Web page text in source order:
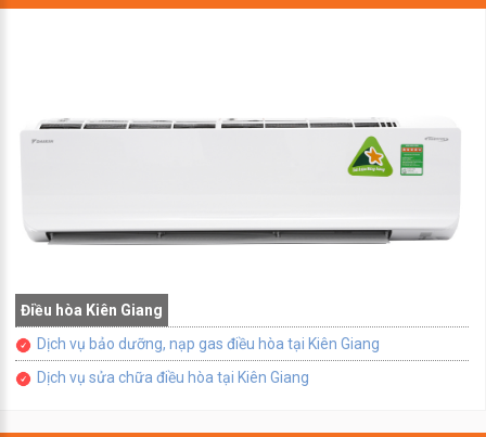
Điều hòa Kiên Giang
Dịch vụ bảo dưỡng, nạp gas điều hòa tại Kiên Giang
Dịch vụ sửa chữa điều hòa tại Kiên Giang